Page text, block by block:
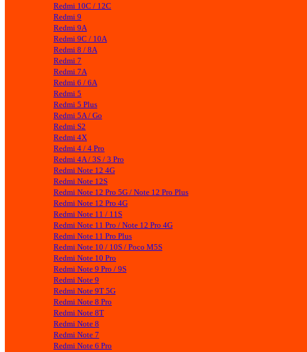
Redmi 10C / 12C
Redmi 9
Redmi 9A
Redmi 9C / 10A
Redmi 8 / 8A
Redmi 7
Redmi 7A
Redmi 6 / 6A
Redmi 5
Redmi 5 Plus
Redmi 5A / Go
Redmi S2
Redmi 4X
Redmi 4 / 4 Pro
Redmi 4A / 3S / 3 Pro
Redmi Note 12 4G
Redmi Note 12S
Redmi Note 12 Pro 5G / Note 12 Pro Plus
Redmi Note 12 Pro 4G
Redmi Note 11 / 11S
Redmi Note 11 Pro / Note 12 Pro 4G
Redmi Note 11 Pro Plus
Redmi Note 10 / 10S / Poco M5S
Redmi Note 10 Pro
Redmi Note 9 Pro / 9S
Redmi Note 9
Redmi Note 9T 5G
Redmi Note 8 Pro
Redmi Note 8T
Redmi Note 8
Redmi Note 7
Redmi Note 6 Pro